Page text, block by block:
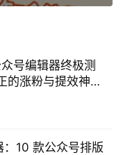
号编辑器终极测
的涨粉与提效神
10 款公众号排版